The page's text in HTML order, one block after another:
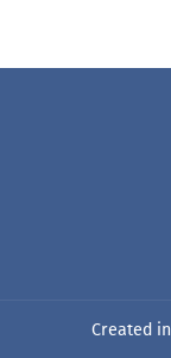
Created in